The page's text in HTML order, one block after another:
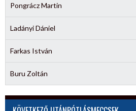
Pongrácz Martin
Ladányi Dániel
Farkas István
Buru Zoltán